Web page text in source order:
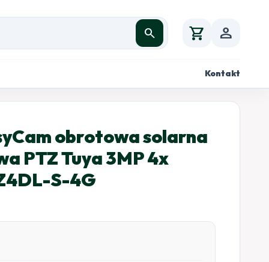
search shopping_cart person
Kontakt
obrotowa solarna
PTZ Tuya 3MP 4x
S-4G